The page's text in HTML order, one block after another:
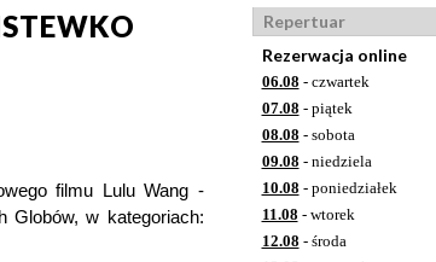
filmu Lulu Wang -
Globów, w kategoriach:
Repertuar
Rezerwacja online
06.08 - czwartek
07.08 - piątek
08.08 - sobota
09.08 - niedziela
10.08 - poniedziałek
11.08 - wtorek
12.08 - środa